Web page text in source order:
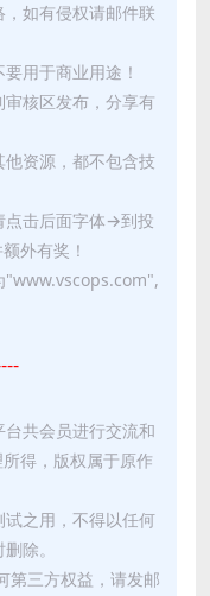
如有侵权请邮件联
用于商业用途！
核区发布，分享有
资源，都不包含技
点击后面字体→到投
外有奖！
"www.vscops.com",
共会员进行交流和
得，版权属于原作
之用，不得以任何
除。
第三方权益，请发邮